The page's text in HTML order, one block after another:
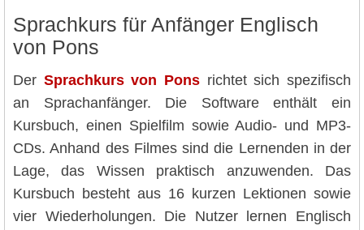
Sprachkurs für Anfänger Englisch
von Pons
Der Sprachkurs von Pons richtet sich spezifisch
an Sprachanfänger. Die Software enthält ein
Kursbuch, einen Spielfilm sowie Audio- und MP3-
CDs. Anhand des Filmes sind die Lernenden in der
Lage, das Wissen praktisch anzuwenden. Das
Kursbuch besteht aus 16 kurzen Lektionen sowie
vier Wiederholungen. Die Nutzer lernen Englisch